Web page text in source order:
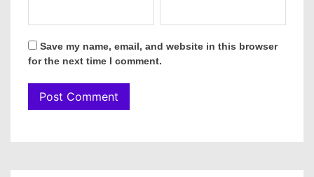
Save my name, email, and website in this browser
for the next time I comment.